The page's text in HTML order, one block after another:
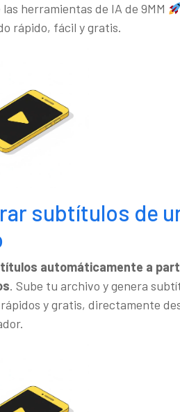
herramientas de IA de 9MM
rápido, fácil y gratis.
subtítulos de
automáticamente a
. Sube tu archivo y genera
y gratis, directamente